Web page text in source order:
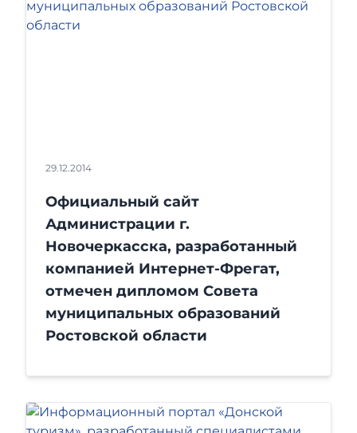
29.12.2014
Официальный сайт
Администрации г.
Новочеркасска, разработанный
компанией Интернет-Фрегат,
отмечен дипломом Совета
муниципальных образований
Ростовской области